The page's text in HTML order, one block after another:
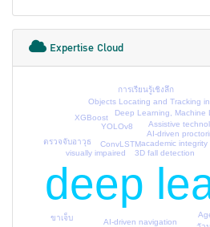
Expertise Cloud
deep
3D fall detection
academic integrity
AI-driven navigation
AI-driven
Assistive
ConvLSTM
Deep Learning, Machine
Objects Locating and Tracking
visually impaired
XGBoost
YOLOv8
การเรียนรู้เชิงลึก
ขาเจ็บ
ตรวจจับอาวุธ